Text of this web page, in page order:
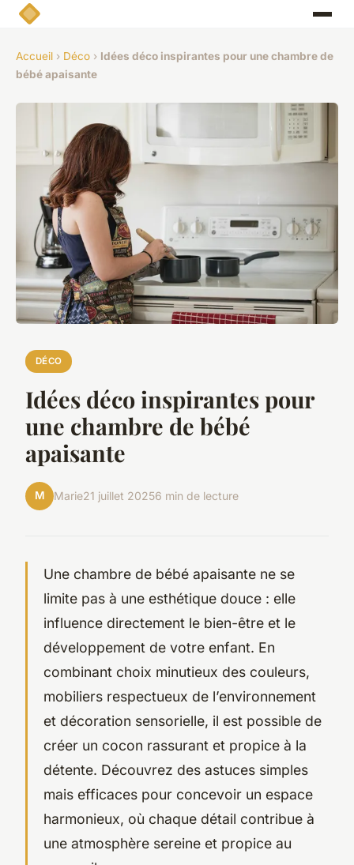
Accueil › Déco › Idées déco inspirantes pour une chambre de
bébé apaisante
DÉCO
Idées déco inspirantes pour
une chambre de bébé
apaisante
M Marie21 juillet 20256 min de lecture
Une chambre de bébé apaisante ne se
limite pas à une esthétique douce : elle
influence directement le bien-être et le
développement de votre enfant. En
combinant choix minutieux des couleurs,
mobiliers respectueux de l’environnement
et décoration sensorielle, il est possible de
créer un cocon rassurant et propice à la
détente. Découvrez des astuces simples
mais efficaces pour concevoir un espace
harmonieux, où chaque détail contribue à
une atmosphère sereine et propice au